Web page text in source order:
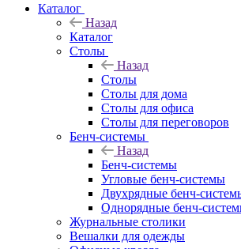
Каталог
Назад
Каталог
Столы
Назад
Столы
Столы для дома
Столы для офиса
Столы для переговоров
Бенч-системы
Назад
Бенч-системы
Угловые бенч-системы
Двухрядные бенч-
Однорядные бенч-
Журнальные столики
Вешалки для одежды